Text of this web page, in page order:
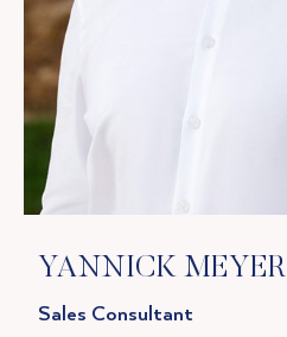
YANNICK MEYER
Sales Consultant